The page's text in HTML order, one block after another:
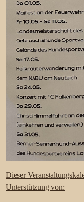
Dieser
Unterstützung von: